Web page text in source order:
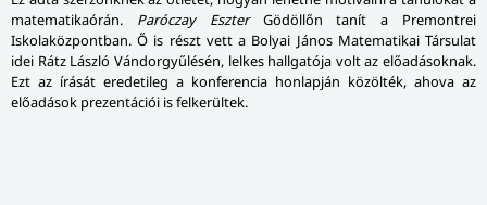
matematikaórán. Paróczay EszterGödöllőn tanít a Premontrei
Iskolaközpontban. Ő is részt vett a Bolyai János Matematikai Társulat
idei Rátz László Vándorgyűlésén, lelkes hallgatója volt az előadásoknak.
Ezt az írását eredetileg a konferencia honlapján közölték, ahova az
előadások prezentációi is felkerültek.